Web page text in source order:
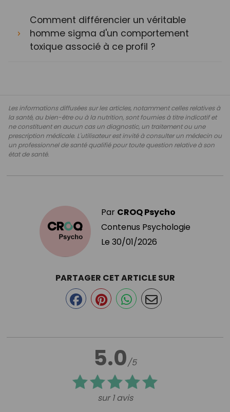
Comment différencier un véritable
homme sigma d'un comportement
toxique associé à ce profil ?
Les informations diffusées sur les articles, notamment celles relatives à
la santé, au bien-être ou à la nutrition, sont fournies à titre indicatif et
ne constituent en aucun cas un diagnostic, un traitement ou une
prescription médicale. L'utilisateur est invité à consulter un médecin ou
un professionnel de santé qualifié pour toute question relative à son
état de santé.
Par CROQ Psycho
Contenus Psychologie
Le 30/01/2026
5.0/5
sur 1 avis
PARTAGER CET ARTICLE SUR